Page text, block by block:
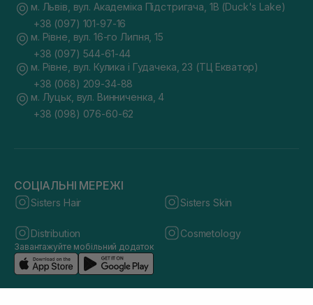
м. Львів, вул. Академіка Підстригача, 1В (Duck's Lake)
+38 (097) 101-97-16
м. Рівне, вул. 16-го Липня, 15
+38 (097) 544-61-44
м. Рівне, вул. Кулика і Гудачека, 23 (ТЦ Екватор)
+38 (068) 209-34-88
м. Луцьк, вул. Винниченка, 4
+38 (098) 076-60-62
СОЦІАЛЬНІ МЕРЕЖІ
Sisters Hair Sisters Skin
Distribution Cosmetology
Завантажуйте мобільний додаток